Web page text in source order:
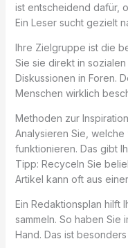
ist entscheidend dafür,
Ein Leser sucht gezielt
Ihre Zielgruppe ist die
Sie sie direkt in
Diskussionen in Foren.
Menschen wirklich
Methoden zur
Analysieren Sie, welche
funktionieren. Das gibt
Tipp: Recyceln Sie
Artikel kann oft aus
Ein Redaktionsplan hilft
sammeln. So haben Sie
Hand. Das ist